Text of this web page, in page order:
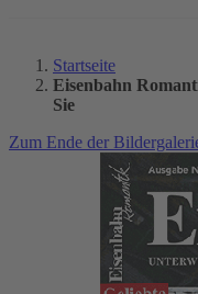
Startseite
Eisenbahn
Sie
Zum Ende der